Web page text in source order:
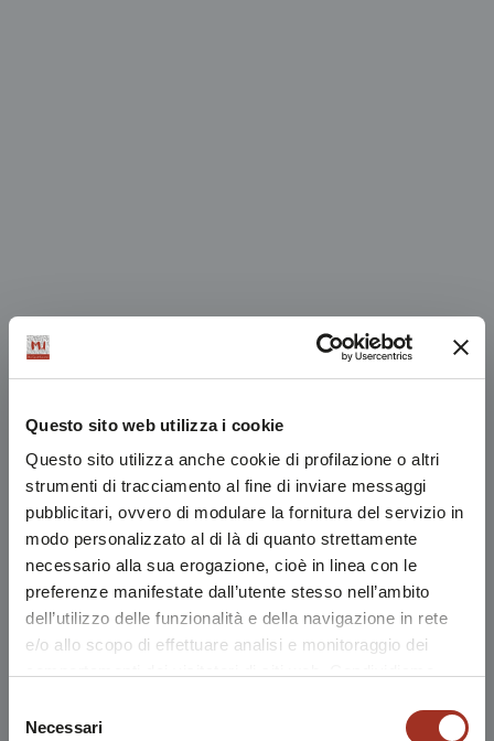
Questo sito web utilizza i cookie
Questo sito utilizza anche cookie di profilazione o altri
strumenti di tracciamento al fine di inviare messaggi
pubblicitari, ovvero di modulare la fornitura del servizio in
modo personalizzato al di là di quanto strettamente
necessario alla sua erogazione, cioè in linea con le
preferenze manifestate dall’utente stesso nell’ambito
dell’utilizzo delle funzionalità e della navigazione in rete
e/o allo scopo di effettuare analisi e monitoraggio dei
nostro sito, con i nostri partner che si occupano di analisi
delNecessari